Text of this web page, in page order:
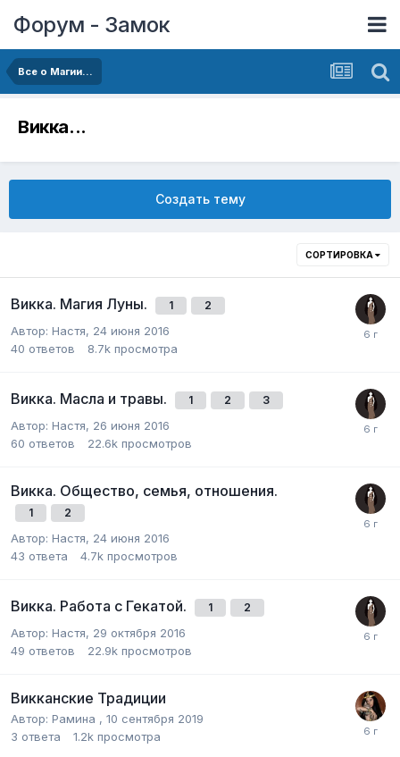
Форум - Замок
Все о Магии...
Викка...
Создать тему
СОРТИРОВКА
Викка. Магия Луны. 1 2
Автор: Настя, 24 июня 2016
40 ответов 8.7k просмотра
Викка. Масла и травы. 1 2 3
Автор: Настя, 26 июня 2016
60 ответов 22.6k просмотров
Викка. Общество, семья, отношения.
1 2
Автор: Настя, 24 июня 2016
43 ответа 4.7k просмотров
Викка. Работа с Гекатой. 1 2
Автор: Настя, 29 октября 2016
49 ответов 22.9k просмотров
Викканские Традиции
Автор: Рамина , 10 сентября 2019
3 ответа 1.2k просмотра